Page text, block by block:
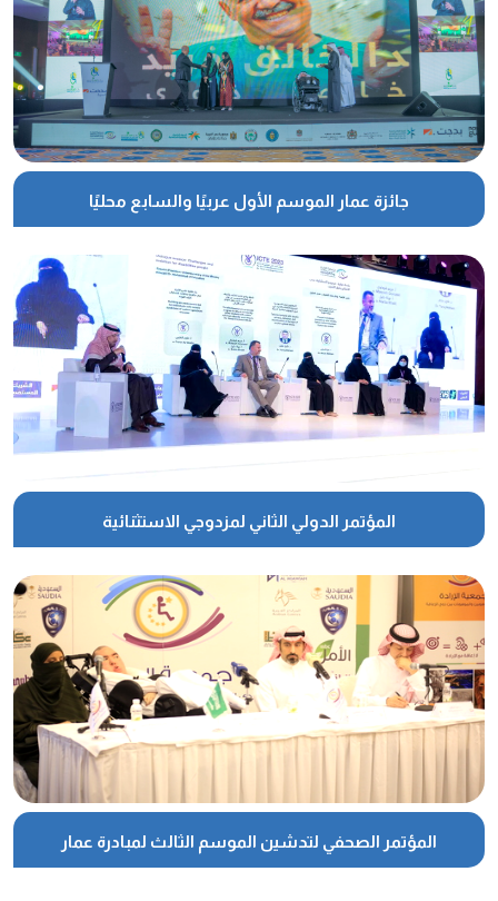
جائزة عمار الموسم الأول عربيًا والسابع محليًا
المؤتمر الدولي الثاني لمزدوجي الاستثنائية
المؤتمر الصحفي لتدشين الموسم الثالث لمبادرة عمار